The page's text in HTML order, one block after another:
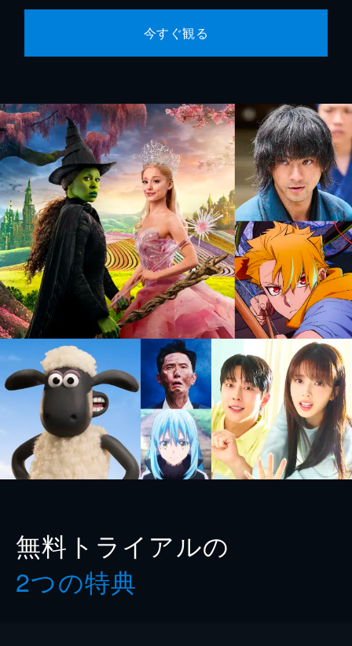
今すぐ観る
無料トライアルの
2つの特典